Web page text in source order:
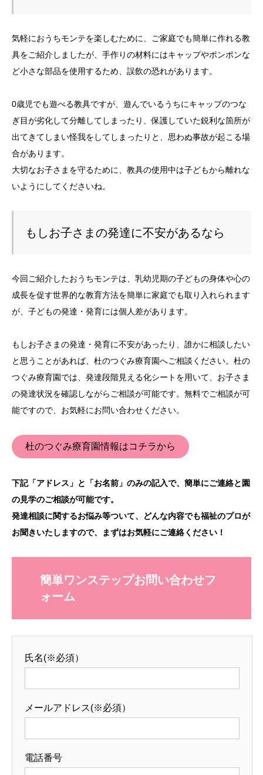
気軽におうちモンテを楽しむために、ご家庭でも簡単に作れる教
具をご紹介しましたが、手作りの材料にはキャップやポンポンな
ど小さな部品を使用するため、誤飲の恐れがあります。
0歳児でも遊べる教具ですが、遊んでいるうちにキャップのつな
ぎ目が劣化して分離してしまったり、保護していた鋭利な箇所が
出てきてしまい怪我をしてしまったりと、思わぬ事故が起こる場
合があります。
大切なお子さまを守るために、教具の使用中は子どもから離れな
いようにしてくださいね。
もしお子さまの発達に不安があるなら
今回ご紹介したおうちモンテは、乳幼児期の子どもの身体や心の
成長を促す世界的な教育方法を簡単に家庭でも取り入れられます
が、子どもの発達・発育には個人差があります。
もしお子さまの発達・発育に不安があったり、誰かに相談したい
と思うことがあれば、杜のつぐみ療育園へご相談ください。杜の
つぐみ療育園では、発達段階見える化シートを用いて、お子さま
の発達状況を確認しながらご相談が可能です。無料でご相談が可
能ですので、お気軽にお問い合わせください。
杜のつぐみ療育園情報はコチラから
下記「アドレス」と「お名前」のみの記入で、簡単にご連絡と園
の見学のご相談が可能です。
発達相談に関するお悩み等ついて、どんな内容でも福祉のプロが
お聞きいたしますので、まずはお気軽にご連絡ください！
簡単ワンステップお問い合わせフ
ォーム
氏名(※必須）
メールアドレス(※必須）
電話番号